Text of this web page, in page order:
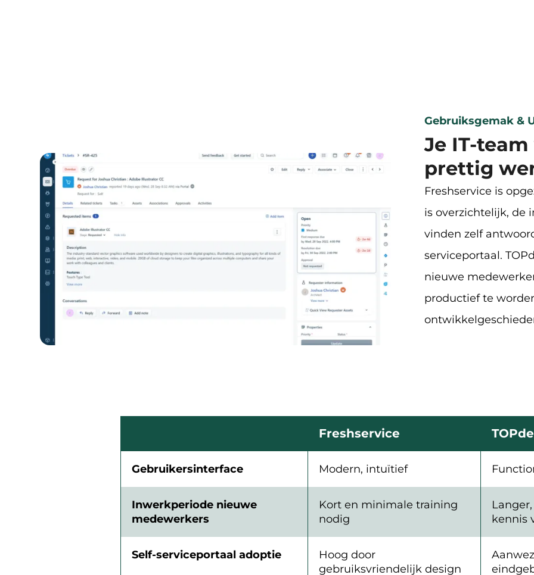
Gebruiksgemak &
Je IT-
prettig
Freshservice is
is overzichtelijk, de
vinden zelf
serviceportaal.
nieuwe
productief te
Freshservice
Gebruikersinterface Modern, intuïtief
Inwerkperiode nieuwe
medewerkers
Kort en minimale training
nodig
kennis
Self-serviceportaal adoptie
Hoog door
gebruiksvriendelijk design